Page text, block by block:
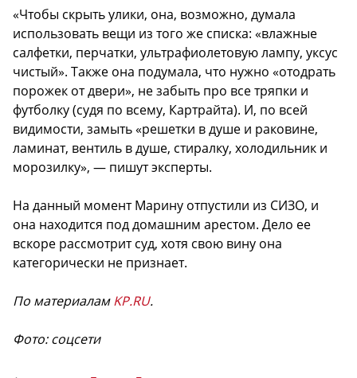
«Чтобы скрыть улики, она, возможно, думала
использовать вещи из того же списка: «влажные
салфетки, перчатки, ультрафиолетовую лампу, уксус
чистый». Также она подумала, что нужно «отодрать
порожек от двери», не забыть про все тряпки и
футболку (судя по всему, Картрайта). И, по всей
видимости, замыть «решетки в душе и раковине,
ламинат, вентиль в душе, стиралку, холодильник и
морозилку», — пишут эксперты.
На данный момент Марину отпустили из СИЗО, и
она находится под домашним арестом. Дело ее
вскоре рассмотрит суд, хотя свою вину она
категорически не признает.
По материаламKP.RU.
Фото: соцсети